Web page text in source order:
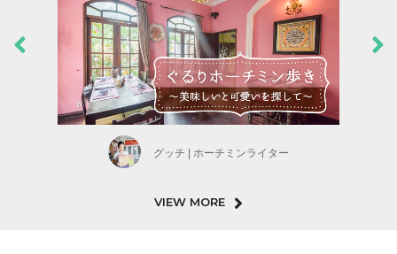
グッチ | ホーチミンライター
VIEW MORE